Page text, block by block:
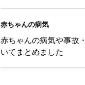
赤ちゃんの病気
赤ちゃんの病気や事故
いてまとめました